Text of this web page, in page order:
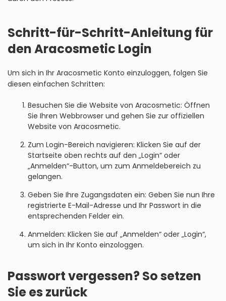
Schritt-für-Schritt-Anleitung für
den Aracosmetic Login
Um sich in Ihr Aracosmetic Konto einzuloggen, folgen Sie
diesen einfachen Schritten:
Besuchen Sie die Website von Aracosmetic: Öffnen
Sie Ihren Webbrowser und gehen Sie zur offiziellen
Website von Aracosmetic.
Zum Login-Bereich navigieren: Klicken Sie auf der
Startseite oben rechts auf den „Login“ oder
„Anmelden“-Button, um zum Anmeldebereich zu
gelangen.
Geben Sie Ihre Zugangsdaten ein: Geben Sie nun Ihre
registrierte E-Mail-Adresse und Ihr Passwort in die
entsprechenden Felder ein.
Anmelden: Klicken Sie auf „Anmelden“ oder „Login“,
um sich in Ihr Konto einzologgen.
Passwort vergessen? So setzen
Sie es zurück